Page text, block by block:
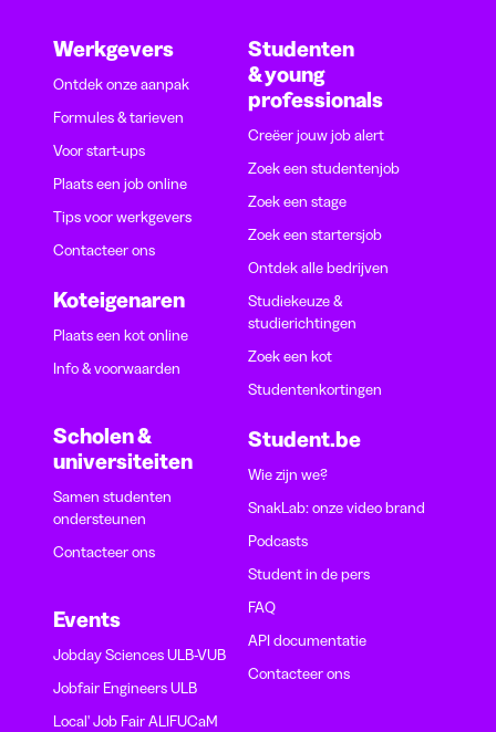
Werkgevers
Ontdek onze aanpak
Formules & tarieven
Voor start-ups
Plaats een job online
Tips voor werkgevers
Contacteer ons
Koteigenaren
Plaats een kot online
Info & voorwaarden
Scholen &
universiteiten
Samen studenten
ondersteunen
Contacteer ons
Events
Jobday Sciences ULB-VUB
Jobfair Engineers ULB
Local' Job Fair ALIFUCaM
Studenten
& young
professionals
Creëer jouw job alert
Zoek een studentenjob
Zoek een stage
Zoek een startersjob
Ontdek alle bedrijven
Studiekeuze &
studierichtingen
Zoek een kot
Studentenkortingen
Student.be
Wie zijn we?
SnakLab: onze video brand
Podcasts
Student in de pers
FAQ
API documentatie
Contacteer ons